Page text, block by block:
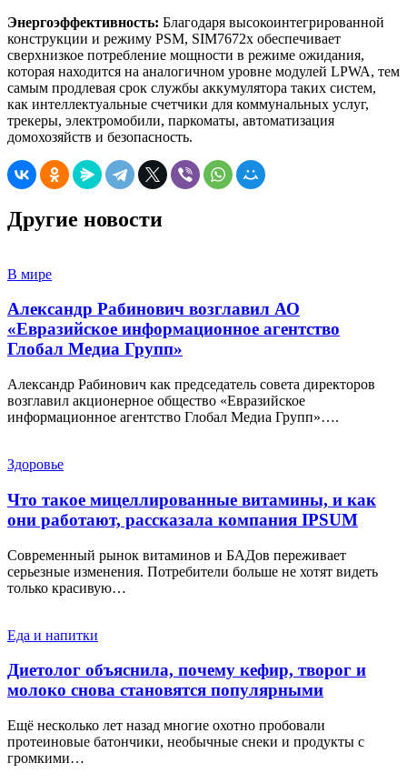
Энергоэффективность: Благодаря высокоинтегрированной
конструкции и режиму PSM, SIM7672x обеспечивает
сверхнизкое потребление мощности в режиме ожидания,
которая находится на аналогичном уровне модулей LPWA, тем
самым продлевая срок службы аккумулятора таких систем,
как интеллектуальные счетчики для коммунальных услуг,
трекеры, электромобили, паркоматы, автоматизация
домохозяйств и безопасность.
Другие новости
В мире
Александр Рабинович возглавил АО
«Евразийское информационное агентство
Глобал Медиа Групп»
Александр Рабинович как председатель совета директоров
возглавил акционерное общество «Евразийское
информационное агентство Глобал Медиа Групп»….
Здоровье
Что такое мицеллированные витамины, и как
они работают, рассказала компания IPSUM
Современный рынок витаминов и БАДов переживает
серьезные изменения. Потребители больше не хотят видеть
только красивую…
Еда и напитки
Диетолог объяснила, почему кефир, творог и
молоко снова становятся популярными
Ещё несколько лет назад многие охотно пробовали
протеиновые батончики, необычные снеки и продукты с
громкими…